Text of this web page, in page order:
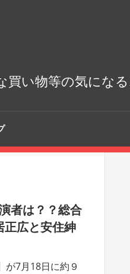
い物等の気にな
者は？？総合
正広と安住紳
が7月18日に約９